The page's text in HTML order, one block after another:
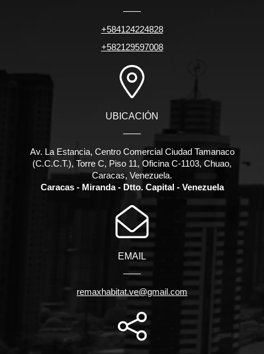
+584124224828
+582129597008
UBICACIÓN
Av. La Estancia, Centro Comercial Ciudad Tamanaco
(C.C.C.T.), Torre C, Piso 11, Oficina C-1103, Chuao,
Caracas, Venezuela.
Caracas - Miranda - Dtto. Capital - Venezuela
EMAIL
remaxhabitat.ve@gmail.com